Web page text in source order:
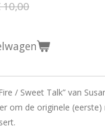
10,00
/ Sweet Talk” van
om de originele